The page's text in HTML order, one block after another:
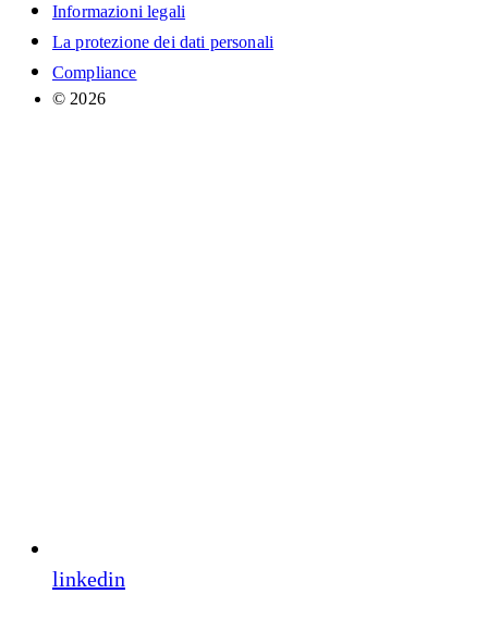
Informazioni legali
La protezione dei dati personali
Compliance
© 2026
linkedin